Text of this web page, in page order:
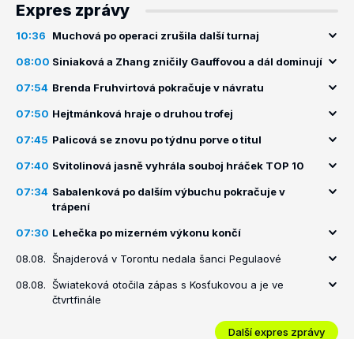
Expres zprávy
10:36 Muchová po operaci zrušila další turnaj
08:00 Siniaková a Zhang zničily Gauffovou a dál dominují
07:54 Brenda Fruhvirtová pokračuje v návratu
07:50 Hejtmánková hraje o druhou trofej
07:45 Palicová se znovu po týdnu porve o titul
07:40 Svitolinová jasně vyhrála souboj hráček TOP 10
07:34 Sabalenková po dalším výbuchu pokračuje v
trápení
07:30 Lehečka po mizerném výkonu končí
08.08. Šnajderová v Torontu nedala šanci Pegulaové
08.08. Šwiateková otočila zápas s Kosťukovou a je ve
čtvrtfinále
Další expres zprávy